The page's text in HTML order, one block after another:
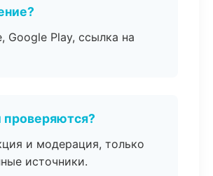
Google Play, ссылка на
проверяются?
и модерация, только
источники.